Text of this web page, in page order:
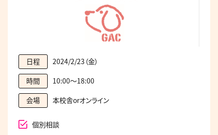
日程 2024/2/23（金）
時間 10:00～18:00
会場 本校舎orオンライン
個別相談